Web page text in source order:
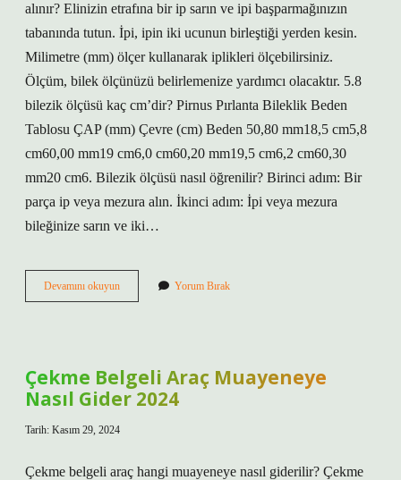
alınır? Elinizin etrafına bir ip sarın ve ipi başparmağınızın
tabanında tutun. İpi, ipin iki ucunun birleştiği yerden kesin.
Milimetre (mm) ölçer kullanarak iplikleri ölçebilirsiniz.
Ölçüm, bilek ölçünüzü belirlemenize yardımcı olacaktır. 5.8
bilezik ölçüsü kaç cm’dir? Pirnus Pırlanta Bileklik Beden
Tablosu ÇAP (mm) Çevre (cm) Beden 50,80 mm18,5 cm5,8
cm60,00 mm19 cm6,0 cm60,20 mm19,5 cm6,2 cm60,30
mm20 cm6. Bilezik ölçüsü nasıl öğrenilir? Birinci adım: Bir
parça ip veya mezura alın. İkinci adım: İpi veya mezura
bileğinize sarın ve iki…
Devamını okuyunBileziğin
Olcusu
Yorum Bırak
Çekme Belgeli Araç Muayeneye
Nasıl Gider 2024
Tarih: Kasım 29, 2024
Çekme belgeli araç hangi muayeneye nasıl giderilir? Çekme